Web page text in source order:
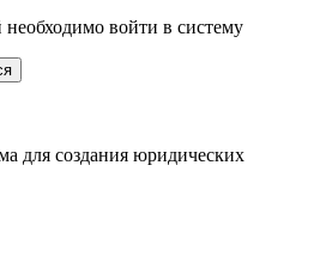
войти в систему
для создания юридических